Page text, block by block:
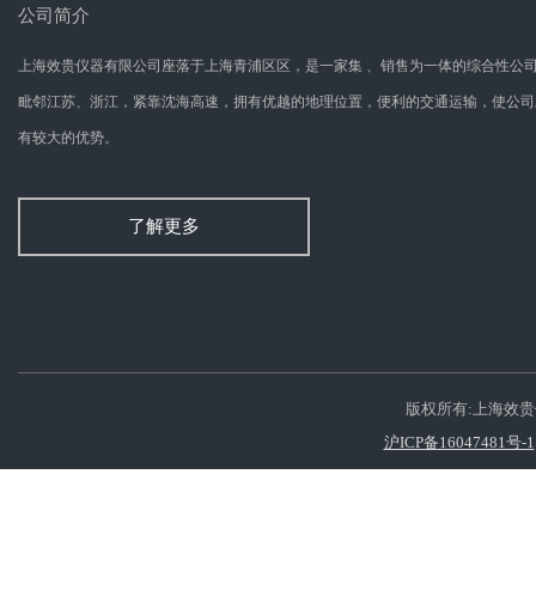
公司简介
上海效贵仪器有限公司座落于上海青浦区区，是一家集 、销售为一体的综合性公
毗邻江苏、浙江，紧靠沈海高速，拥有优越的地理位置，便利的交通运输，使公
有较大的优势。
了解更多
版权所有:上海效
沪ICP备16047481号-1